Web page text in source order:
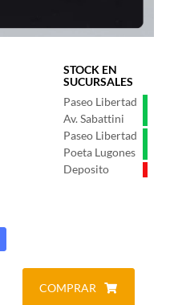
STOCK EN
SUCURSALES
Paseo Libertad
Av. Sabattini
Paseo Libertad
Poeta Lugones
Deposito
COMPRAR